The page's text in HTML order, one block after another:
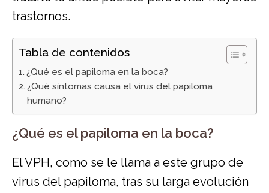
trastornos.
Tabla de contenidos
¿Qué es el papiloma en la boca?
¿Qué síntomas causa el virus del papiloma
humano?
¿Qué es el papiloma en la boca?
El VPH, como se le llama a este grupo de
virus del papiloma, tras su larga evolución